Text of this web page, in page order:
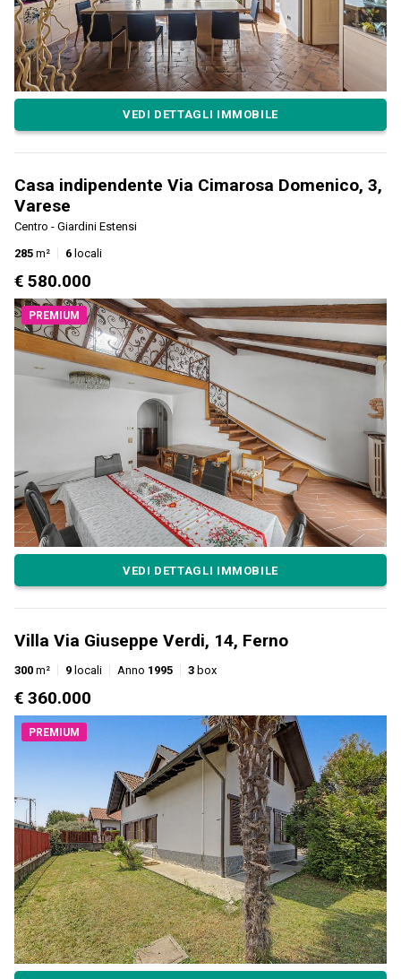
VEDI DETTAGLI IMMOBILE
Casa indipendente Via Cimarosa Domenico, 3,
Varese
Centro - Giardini Estensi
285 m² 6 locali
€ 580.000
PREMIUM
VEDI DETTAGLI IMMOBILE
Villa Via Giuseppe Verdi, 14, Ferno
300 m² 9 locali Anno 1995 3 box
€ 360.000
PREMIUM